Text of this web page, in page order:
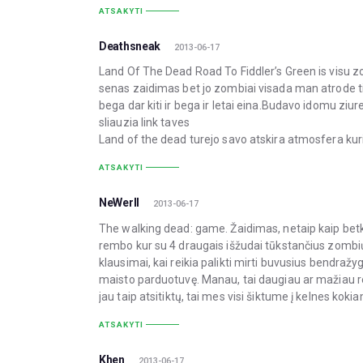
ATSAKYTI
Deathsneak 2013-06-17
Land Of The Dead Road To Fiddler’s Green is
senas zaidimas bet jo zombiai visada man atrode
bega dar kiti ir bega ir letai eina.Budavo idomu
sliauzia link taves
Land of the dead turejo savo atskira atmosfera
ATSAKYTI
NeWerII 2013-06-17
The walking dead: game. Žaidimas, netaip kaip
rembo kur su 4 draugais išžudai tūkstančius
klausimai, kai reikia palikti mirti buvusius
maisto parduotuvę. Manau, tai daugiau ar mažiau
jau taip atsitiktų, tai mes visi šiktume į kelnes
ATSAKYTI
Khen 2013-06-17